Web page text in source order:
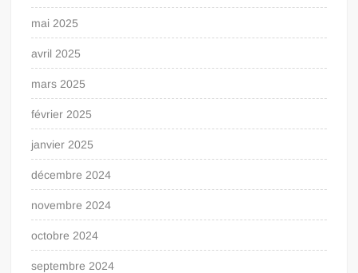
mai 2025
avril 2025
mars 2025
février 2025
janvier 2025
décembre 2024
novembre 2024
octobre 2024
septembre 2024